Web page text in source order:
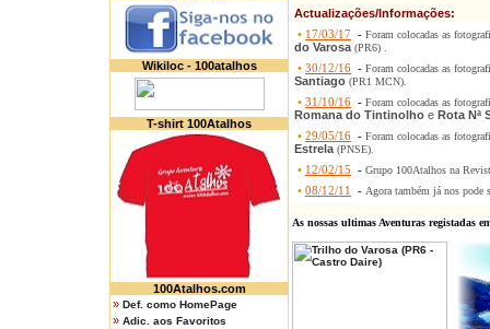
Wikiloc - 100atalhos
T-shirt 100Atalhos
100Atalhos.com
» Def. como HomePage
» Adic. aos Favoritos
Actualizações/Informações:
• 17/03/17 - Foram colocadas as
do Varosa (PR6) .
• 30/12/16 - Foram colocadas as
Santiago (PR1 MCN).
• 31/10/16 - Foram colocadas as
Romana do Tintinolho e Rota Nª
• 29/05/16 - Foram colocadas as
Estrela (PNSE).
• 12/02/15 - Grupo 100Atalhos na
• 08/12/11 - Agora também já nos pode
As nossas ultimas Aventuras registadas